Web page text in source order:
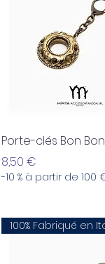
Aperçu
Porte-clés Bon
Prix
8,50 €
-10 % à partir de